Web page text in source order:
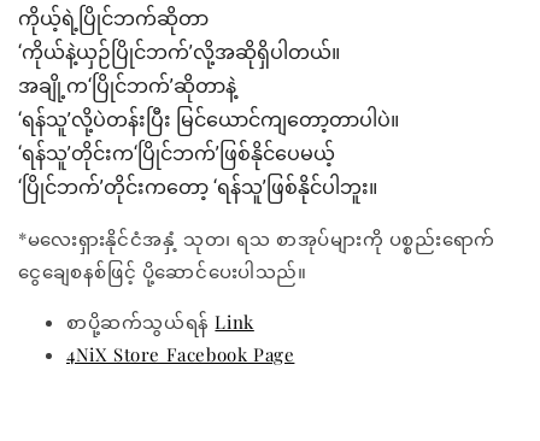
ကိုယ့်ရဲ့ပြိုင်ဘက်ဆိုတာ
‘ကိုယ်နဲ့ယှဉ်ပြိုင်ဘက်’လို့အဆိုရှိပါတယ်။
အချို့က‘ပြိုင်ဘက်’ဆိုတာနဲ့
‘ရန်သူ’လို့ပဲတန်းပြီး မြင်ယောင်ကျတော့တာပါပဲ။
‘ရန်သူ’တိုင်းက‘ပြိုင်ဘက်’ဖြစ်နိုင်ပေမယ့်
‘ပြိုင်ဘက်’တိုင်းကတော့ ‘ရန်သူ’ဖြစ်နိုင်ပါဘူး။
*မလေးရှားနိုင်ငံအနှံ့ သုတ၊ ရသ စာအုပ်များကို ပစ္စည်းရောက်
ငွေချေစနစ်ဖြင့် ပို့ဆောင်ပေးပါသည်။
စာပို့ဆက်သွယ်ရန်Link
4NiX Store Facebook Page